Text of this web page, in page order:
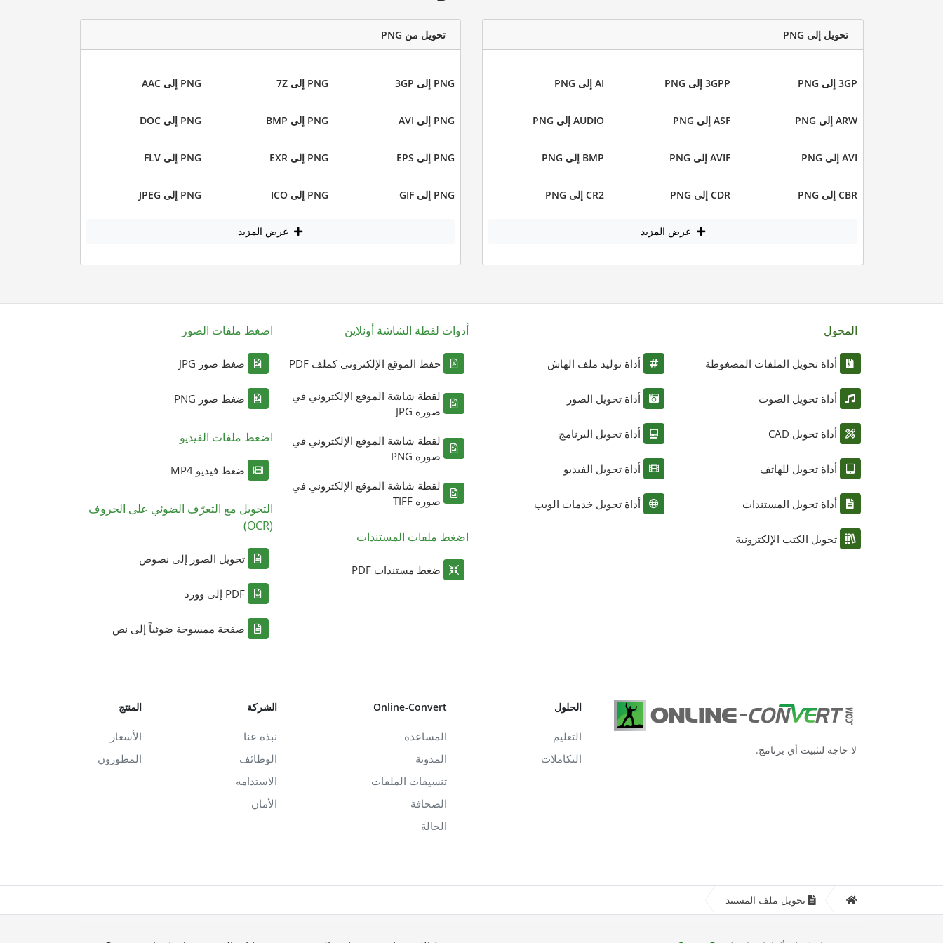
تحويل إلى PNG
3GP إلى PNG 3GPP إلى PNG AI إلى PNG
ARW إلى PNG ASF إلى PNG AUDIO إلى PNG
AVI إلى PNG AVIF إلى PNG BMP إلى PNG
CBR إلى PNG CDR إلى PNG CR2 إلى PNG
عرض المزيد
تحويل من PNG
PNG إلى 3GP PNG إلى 7Z PNG إلى AAC
PNG إلى AVI PNG إلى BMP PNG إلى DOC
PNG إلى EPS PNG إلى EXR PNG إلى FLV
PNG إلى GIF PNG إلى ICO PNG إلى JPEG
عرض المزيد
المحول
أداة تحويل الملفات المضغوطة
أداة تحويل الصوت
أداة تحويل CAD
أداة تحويل للهاتف
أداة تحويل المستندات
تحويل الكتب الإلكترونية
أداة توليد ملف الهاش
أداة تحويل الصور
أداة تحويل البرنامج
أداة تحويل الفيديو
أداة تحويل خدمات الويب
أدوات لقطة الشاشة أونلاين
حفظ الموقع الإلكتروني كملف PDF
لقطة شاشة الموقع الإلكتروني في
صورة JPG
لقطة شاشة الموقع الإلكتروني في
صورة PNG
لقطة شاشة الموقع الإلكتروني في
صورة TIFF
اضغط ملفات المستندات
ضغط مستندات PDF
اضغط ملفات الصور
ضغط صور JPG
ضغط صور PNG
اضغط ملفات الفيديو
ضغط فيديو MP4
التحويل مع التعرّف الضوئي على الحروف
(OCR)
تحويل الصور إلى نصوص
PDF إلى وورد
صفحة ممسوحة ضوئياً إلى نص
لا حاجة لتثبيت أي برنامج.
الحلول
التعليم
التكاملات
Online-Convert
المساعدة
المدونة
تنسيقات الملفات
الصحافة
الحالة
الشركة
نبذة عنا
الوظائف
الاستدامة
الأمان
المنتج
الأسعار
المطورون
تحويل ملف المستند